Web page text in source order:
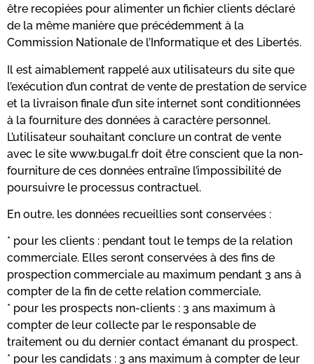
être recopiées pour alimenter un fichier clients déclaré
de la même manière que précédemment à la
Commission Nationale de l’Informatique et des Libertés.
Il est aimablement rappelé aux utilisateurs du site que
l’exécution d’un contrat de vente de prestation de service
et la livraison finale d’un site internet sont conditionnées
à la fourniture des données à caractère personnel.
L’utilisateur souhaitant conclure un contrat de vente
avec le site www.bugal.fr doit être conscient que la non-
fourniture de ces données entraîne l’impossibilité de
poursuivre le processus contractuel.
En outre, les données recueillies sont conservées :
* pour les clients : pendant tout le temps de la relation
commerciale. Elles seront conservées à des fins de
prospection commerciale au maximum pendant 3 ans à
compter de la fin de cette relation commerciale,
* pour les prospects non-clients : 3 ans maximum à
compter de leur collecte par le responsable de
traitement ou du dernier contact émanant du prospect.
* pour les candidats : 3 ans maximum à compter de leur